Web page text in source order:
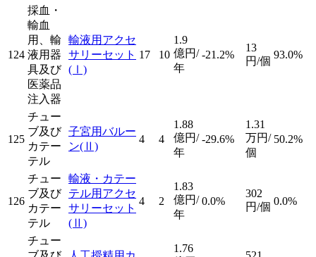
124
採血・
輸血
用、輸
液用器
具及び
医薬品
注入器
輸液用アクセ
サリーセット
(Ⅰ)
17 10
1.9
億円/
年
-21.2%
13
円/個
93.0%
125
チュー
ブ及び
カテー
テル
子宮用バルー
ン(Ⅱ)
4 4
1.88
億円/
年
-29.6%
1.31
万円/
個
50.2%
126
チュー
ブ及び
カテー
テル
輸液・カテー
テル用アクセ
サリーセット
(Ⅱ)
4 2
1.83
億円/
年
0.0%
302
円/個 0.0%
チュー
1.76